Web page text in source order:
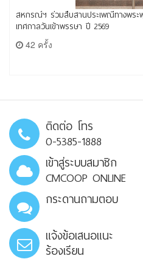
สหกรณ์ฯ ร่วมสืบสานประเพณีทางพระ
เทศกาลวันเข้าพรรษา ปี 2569
42 ครั้ง
ติดต่อ โทร
0-5385-1888
เข้าสู่ระบบสมาชิก
CMCOOP ONLINE
กระดานถามตอบ
แจ้งข้อเสนอแนะ
ร้องเรียน